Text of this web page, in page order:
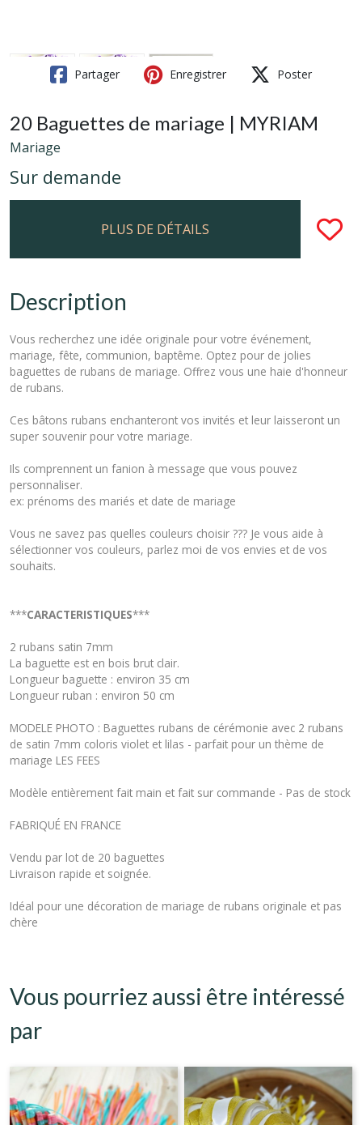
Partager Enregistrer Poster
20 Baguettes de mariage | MYRIAM
Mariage
Sur demande
PLUS DE DÉTAILS
Description
Vous recherchez une idée originale pour votre événement,
mariage, fête, communion, baptême. Optez pour de jolies
baguettes de rubans de mariage. Offrez vous une haie d'honneur
de rubans.
Ces bâtons rubans enchanteront vos invités et leur laisseront un
super souvenir pour votre mariage.
Ils comprennent un fanion à message que vous pouvez
personnaliser.
ex: prénoms des mariés et date de mariage
Vous ne savez pas quelles couleurs choisir ??? Je vous aide à
sélectionner vos couleurs, parlez moi de vos envies et de vos
souhaits.
***CARACTERISTIQUES***
2 rubans satin 7mm
La baguette est en bois brut clair.
Longueur baguette : environ 35 cm
Longueur ruban : environ 50 cm
MODELE PHOTO : Baguettes rubans de cérémonie avec 2 rubans
de satin 7mm coloris violet et lilas - parfait pour un thème de
mariage LES FEES
Modèle entièrement fait main et fait sur commande - Pas de stock
FABRIQUÉ EN FRANCE
Vendu par lot de 20 baguettes
Livraison rapide et soignée.
Idéal pour une décoration de mariage de rubans originale et pas
chère
Vous pourriez aussi être intéressé
par